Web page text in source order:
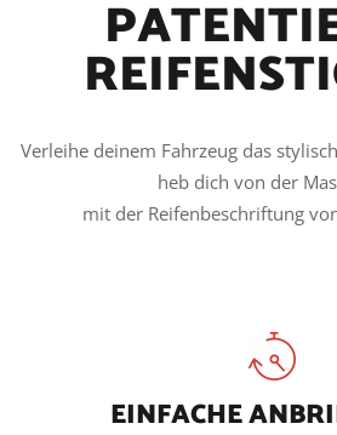
Verleihe deinem Fahrzeug das
heb dich von der
mit der Reifenbeschriftung
EINFACHE